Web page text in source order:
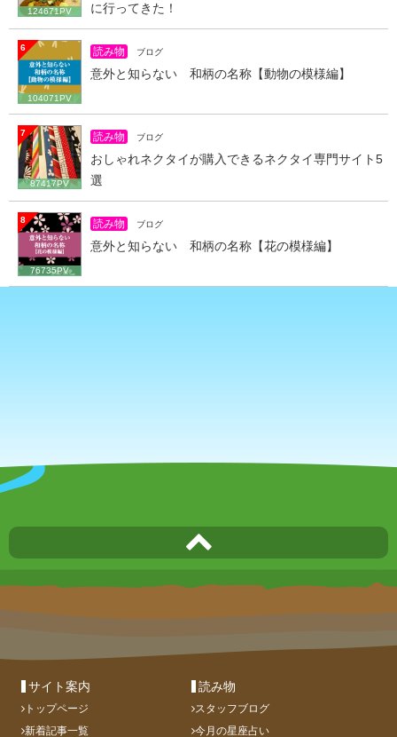
124671PV
に行ってきた！
6
104071PV
読み物 ブログ
意外と知らない 和柄の名称【動物の模様編】
7
87417PV
読み物 ブログ
おしゃれネクタイが購入できるネクタイ専門サイト5
選
8
76735PV
読み物 ブログ
意外と知らない 和柄の名称【花の模様編】
サイト案内
トップページ
新着記事一覧
読み物
スタッフブログ
今月の星座占い